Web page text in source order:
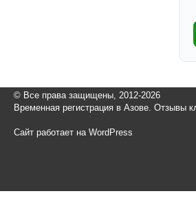
© Все права защищены, 2012-2026
Временная регистрация в Азове. Отзывы
Сайт работает на WordPress